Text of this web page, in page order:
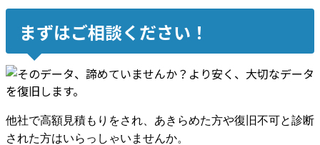
まずはご相談ください！
他社で高額見積もりをされ、あきらめた方や復旧不可と診断
された方はいらっしゃいませんか。